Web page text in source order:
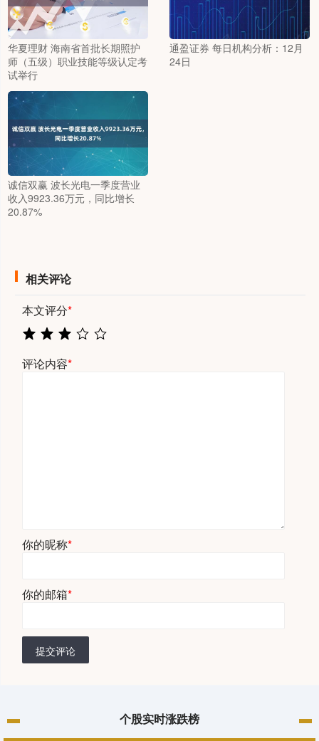
华夏理财 海南省首批长期照护
师（五级）职业技能等级认定考
试举行
通盈证券 每日机构分析：12月
24日
诚信双赢 波长光电一季度营业
收入9923.36万元，同比增长
20.87%
相关评论
本文评分*
评论内容*
你的昵称*
你的邮箱*
提交评论
个股实时涨跌榜